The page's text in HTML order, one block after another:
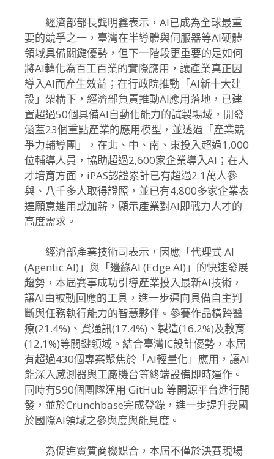
經濟部部長龔明鑫表示，AI已成為全球最重
要的競爭之一， 臺灣在半導體與伺服器等AI硬體
領域具備關鍵優勢， 但下一階段更重要的是如何
將AI轉化為百工百業的實際應用， 讓產業真正因
導入AI而產生效益；在行政院推動「AI新十大建
設」架構下，經濟部負責推動AI應用落地， 已建
置超過50個具備AI自動化能力的試製場域， 開發
涵蓋23個重點產業的應用模型，並透過「產業競
爭力輔導團」
，在北、中、南、東投入超過1,000
位輔導人員，協助超過2,600家企業導入AI；在人
才培育方面， iPAS認證累計已有超過2.1萬人參
與、八千多人取得證照， 並已有4,800多家企業表
達願意進用或加薪， 顯示產業對AI即戰力人才的
高度需求。
經濟部產業技術司表示，因應「代理式 AI
(Agentic AI)」與「邊緣AI (Edge AI)」的快速發展
趨勢， 本屆賽事成功引導產業投入最新AI技術，
讓AI由被動回應的工具， 進一步邁向具備自主判
斷與任務執行能力的智慧夥伴。 參賽作品橫跨醫
療(21.4%)、資通訊(17.4%)、製造(16.2%)及教育
(12.1%)等關鍵領域。 結合臺灣IC設計優勢，本屆
有超過430個專案聚焦於「AI輕量化」應用， 讓AI
能深入感測器與工廠機台等終端設備即時運作。
同時有590個團隊運用 GitHub 等開源平台進行開
發，並於Crunchbase完成登錄， 進一步提升我國
於國際AI領域之參與度與能見度。
為促進實質商機媒合，本屆不僅於決賽現場